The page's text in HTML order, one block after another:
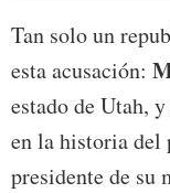
Tan solo un
esta acusación:
estado de Utah,
en la historia del
presidente de